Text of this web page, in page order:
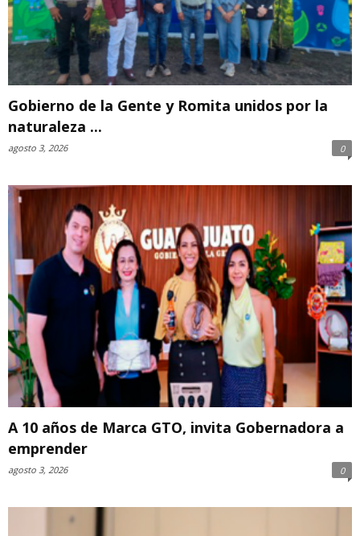
Gobierno de la Gente y Romita unidos por la
naturaleza ...
agosto 3, 2026 0
A 10 años de Marca GTO, invita Gobernadora a
emprender
agosto 3, 2026 0